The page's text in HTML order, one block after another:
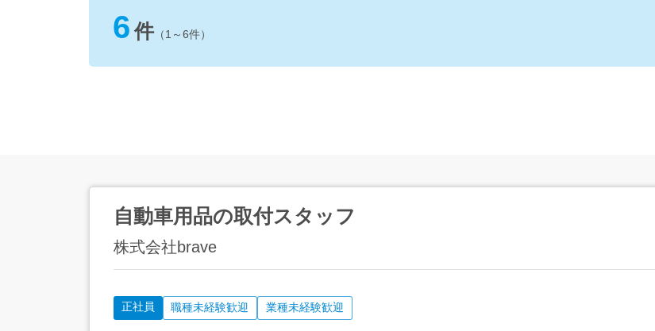
6 件（1～6件）
自動車用品の取付スタッフ
株式会社brave
正社員 職種未経験歓迎 業種未経験歓迎